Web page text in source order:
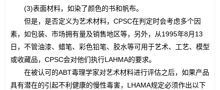
(3)表面材料，如染了颜色的书和帆布。
但是，是否定义为艺术材料，CPSC在判定时会考虑多个因
素，如包装、市场拥有量及销售地区等，另外，从1995年8月13
日，不管油漆、蜡笔、彩色铅笔、胶水等可用于艺术、工艺、模型
或收藏品，CPSC会对他们执行LAHMA的要求。
在被认可的ABT毒理学家对艺术材料进行评估之后，如果产品
具有潜在的引起不利健康的慢性毒害，LHAMA规定必须作出以下